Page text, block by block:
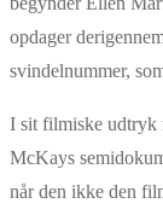
opdager
svindelnummer,
I sit filmiske udtryk
McKays
når den ikke den